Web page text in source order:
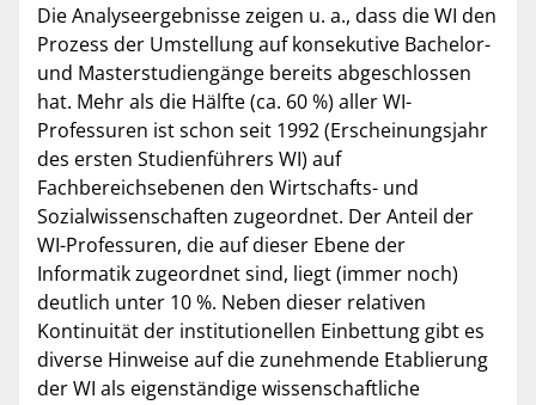
Die Analyseergebnisse zeigen u. a., dass die WI den
Prozess der Umstellung auf konsekutive Bachelor-
und Masterstudiengänge bereits abgeschlossen
hat. Mehr als die Hälfte (ca. 60 %) aller WI-
Professuren ist schon seit 1992 (Erscheinungsjahr
des ersten Studienführers WI) auf
Fachbereichsebenen den Wirtschafts- und
Sozialwissenschaften zugeordnet. Der Anteil der
WI-Professuren, die auf dieser Ebene der
Informatik zugeordnet sind, liegt (immer noch)
deutlich unter 10 %. Neben dieser relativen
Kontinuität der institutionellen Einbettung gibt es
diverse Hinweise auf die zunehmende Etablierung
der WI als eigenständige wissenschaftliche